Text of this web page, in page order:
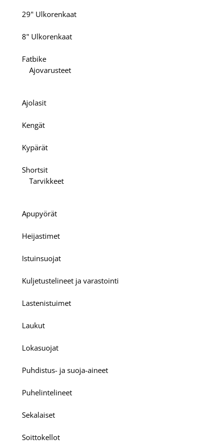
29" Ulkorenkaat
8" Ulkorenkaat
Fatbike
Ajovarusteet
Ajolasit
Kengät
Kypärät
Shortsit
Tarvikkeet
Apupyörät
Heijastimet
Istuinsuojat
Kuljetustelineet ja varastointi
Lastenistuimet
Laukut
Lokasuojat
Puhdistus- ja suoja-aineet
Puhelintelineet
Sekalaiset
Soittokellot